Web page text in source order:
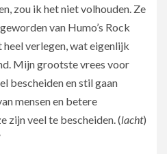
zou ik het niet volhouden. Ze
van Humo’s Rock
heel verlegen, wat eigenlijk
Mijn grootste vrees voor
bescheiden en stil gaan
mensen en betere
zijn veel te bescheiden. (lacht)